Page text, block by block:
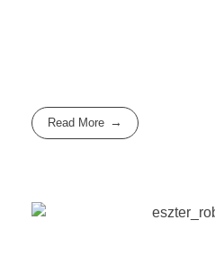
Read More